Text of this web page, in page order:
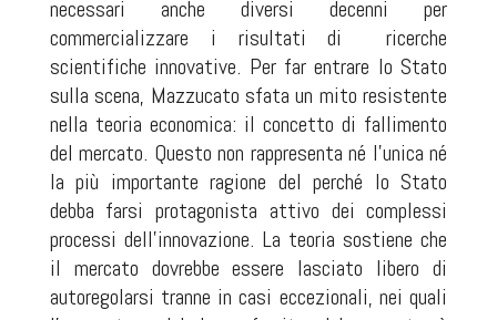
necessari anche diversi decenni per
commercializzare i risultati di
ricerche
scientifiche innovative. Per far entrare lo Stato
sulla scena, Mazzucato sfata un mito resistente
nella teoria economica: il concetto di fallimento
del mercato. Questo non rappresenta né l’unica né
la più importante ragione del perché lo Stato
debba farsi protagonista attivo dei complessi
processi dell’innovazione. La teoria sostiene che
il mercato dovrebbe essere lasciato libero di
autoregolarsi tranne in casi eccezionali, nei quali